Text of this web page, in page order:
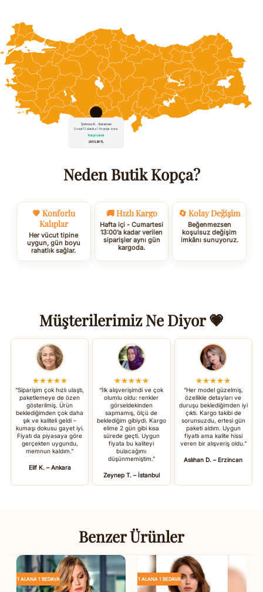
Neden Butik Kopça?
💗 Konforlu
Kalıplar
Her vücut tipine
uygun, gün boyu
rahatlık sağlar.
🚚 Hızlı Kargo
Hafta içi - Cumartesi
13:00’a kadar verilen
siparişler aynı gün
kargoda.
🔄 Kolay Değişim
Beğenmezsen
koşulsuz değişim
imkânı sunuyoruz.
Müşterilerimiz Ne Diyor 💗
★★★★★
“Siparişim çok hızlı ulaştı,
paketlemeye de özen
gösterilmiş. Ürün
beklediğimden çok daha
şık ve kaliteli geldi –
kumaşı dokusu gayet iyi.
Fiyatı da piyasaya göre
gerçekten uygundu,
memnun kaldım.”
Elif K. – Ankara
★★★★★
“İlk alışverişimdi ve çok
olumlu oldu: renkler
görseldekinden
sapmamış, ölçü de
beklediğim gibiydi. Kargo
elime 2 gün gibi kısa
sürede geçti. Uygun
fiyata bu kaliteyi
bulacağımı
düşünmemiştim.”
Zeynep T. – İstanbul
★★★★★
“Her model güzelmiş,
özellikle detayları ve
duruşu beklediğimden iyi
çıktı. Kargo takibi de
sorunsuzdu, ertesi gün
paketi aldım. Uygun
fiyatlı ama kalite hissi
veren bir alışveriş oldu.”
Aslıhan D. – Erzincan
Benzer Ürünler
1 ALANA 1 BEDAVA 1 ALANA 1 BEDAVA